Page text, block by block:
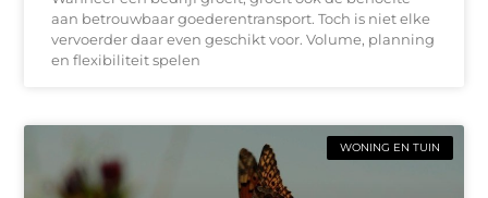
aan betrouwbaar goederentransport. Toch is niet elke
vervoerder daar even geschikt voor. Volume, planning
en flexibiliteit spelen
WONING EN TUIN